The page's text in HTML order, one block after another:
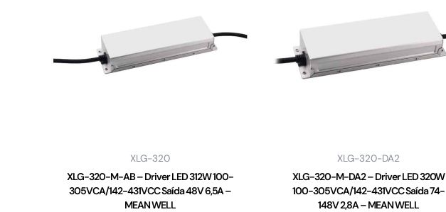
XLG-320
XLG-320-M-AB – Driver LED 312W 100-
305VCA/142-431VCC Saída 48V 6,5A –
MEAN WELL
XLG-320-DA2
XLG-320-M-DA2 – Driver LED 320W
100-305VCA/142-431VCC Saída 74-
148V 2,8A – MEAN WELL